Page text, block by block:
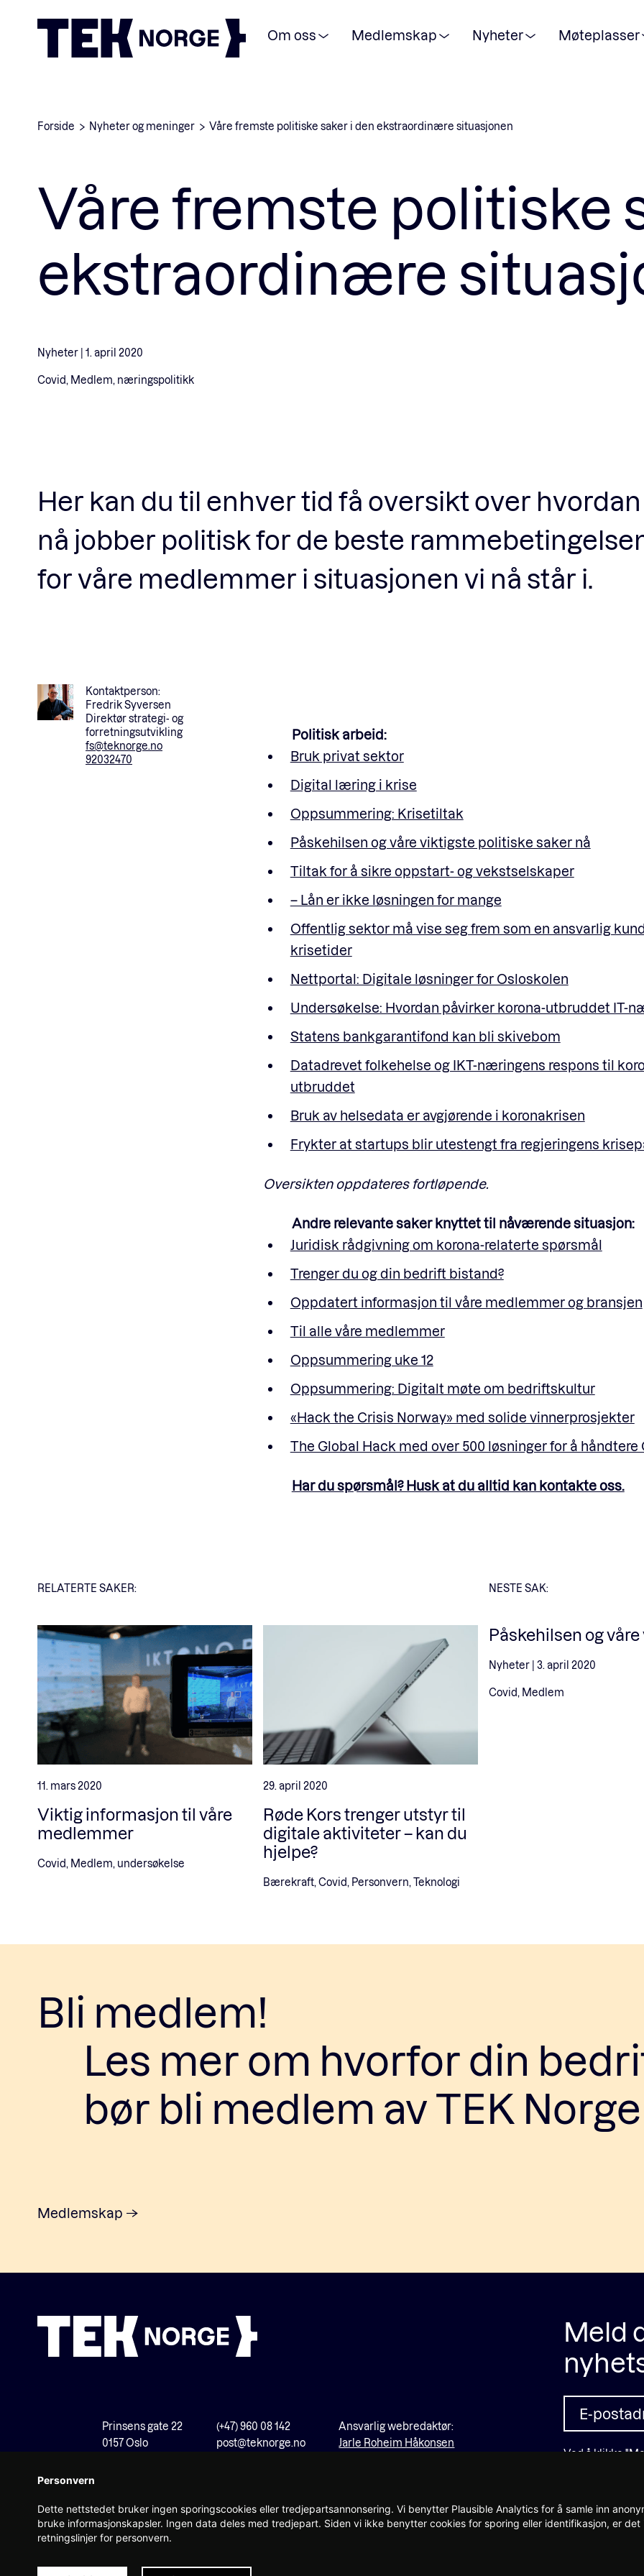
Om oss Medlemskap Nyheter Møteplasser
POPULÆRE SØK:
Medlemskap
Ansatte
Nyheter og meninger
Forside Nyheter og meninger Våre fremste politiske saker i den ekstraordinære situasjonen
Våre fremste politiske
ekstraordinære
Nyheter | 1. april 2020
Covid, Medlem, næringspolitikk
Her kan du til enhver tid få oversikt over
nå jobber politisk for de beste
for våre medlemmer i situasjonen vi nå står i.
Kontaktperson:
Fredrik Syversen
Direktør strategi- og
forretningsutvikling
fs@teknorge.no
92032470
Politisk arbeid:
Bruk privat sektor
Digital læring i krise
Oppsummering: Krisetiltak
Påskehilsen og våre viktigste politiske saker nå
Tiltak for å sikre oppstart- og vekstselskaper
– Lån er ikke løsningen for mange
Offentlig sektor må vise seg frem som en ansvarlig
krisetider
Nettportal: Digitale løsninger for Osloskolen
Undersøkelse: Hvordan påvirker korona-utbruddet IT-
Statens bankgarantifond kan bli skivebom
Datadrevet folkehelse og IKT-næringens respons til
utbruddet
Bruk av helsedata er avgjørende i koronakrisen
Frykter at startups blir utestengt fra regjeringens
Oversikten oppdateres fortløpende.
Andre relevante saker knyttet til nåværende situasjon:
Juridisk rådgivning om korona-relaterte spørsmål
Trenger du og din bedrift bistand?
Oppdatert informasjon til våre medlemmer og bransjen
Til alle våre medlemmer
Oppsummering uke 12
Oppsummering: Digitalt møte om bedriftskultur
«Hack the Crisis Norway» med solide vinnerprosjekter
The Global Hack med over 500 løsninger for å håndtere
Har du spørsmål? Husk at du alltid kan kontakte oss.
RELATERTE SAKER:
11. mars 2020
Viktig informasjon til våre
medlemmer
Covid, Medlem, undersøkelse
29. april 2020
Røde Kors trenger utstyr til
digitale aktiviteter – kan du
hjelpe?
Bærekraft, Covid, Personvern, Teknologi
NESTE SAK:
Påskehilsen og
Nyheter | 3. april 2020
Covid, Medlem
Bli medlem!
Les mer om hvorfor din
bør bli medlem av TEK Norge
Medlemskap
Prinsens gate 22
0157 Oslo
(+47) 960 08 142
post@teknorge.no
Ansvarlig webredaktør:
Jarle Roheim Håkonsen
Meld
Ved å klikke
Personvern
Dette nettstedet bruker ingen sporingscookies eller tredjepartsannonsering. Vi benytter Plausible Analytics for å samle inn
bruke informasjonskapsler. Ingen data deles med tredjepart. Siden vi ikke benytter cookies for sporing eller identifikasjon, er
retningslinjer for personvern.